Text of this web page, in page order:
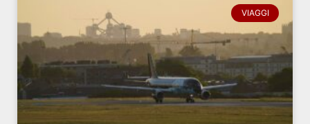
VIAGGI